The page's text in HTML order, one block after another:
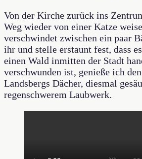
Von der Kirche zurück ins
Weg wieder von einer Katze
verschwindet zwischen ein paar
ihr und stelle erstaunt fest, dass
einen Wald inmitten der Stadt
verschwunden ist, genieße ich
Landsbergs Dächer, diesmal
regenschwerem Laubwerk.